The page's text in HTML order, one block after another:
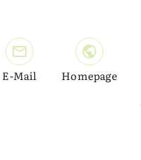
E-Mail Homepage